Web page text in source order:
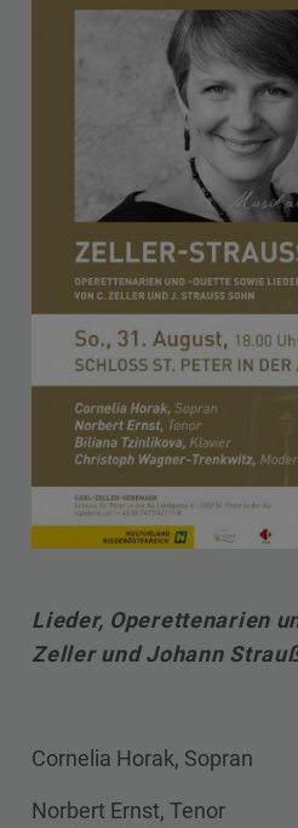
Lieder, Operettenarien
Zeller und Johann
Cornelia Horak, Sopran
Norbert Ernst, Tenor